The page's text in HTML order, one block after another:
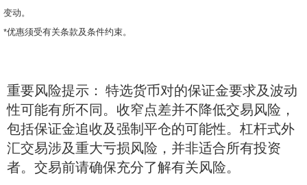
变动。
*优惠须受有关条款及条件约束。
重要风险提示： 特选货币对的保证金要求及波动
性可能有所不同。收窄点差并不降低交易风险，
包括保证金追收及强制平仓的可能性。杠杆式外
汇交易涉及重大亏损风险，并非适合所有投资
者。交易前请确保充分了解有关风险。